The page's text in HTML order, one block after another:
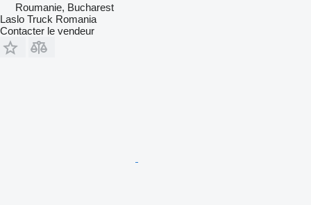
Roumanie, Bucharest
Laslo Truck Romania
Contacter le vendeur